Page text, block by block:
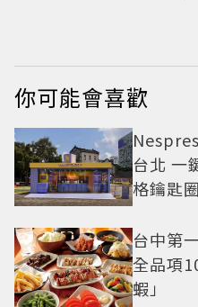
你可能會喜歡
台北 一
格鑰匙圈
台中第
全品項
蝦」